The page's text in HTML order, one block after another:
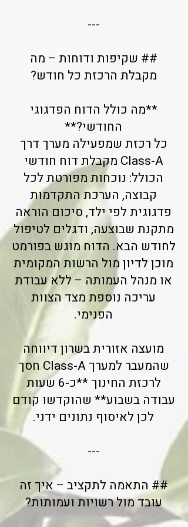
---
## שקיפות ודוחות – מה
מקבלת הרכזת כל חודש?
**מה כולל הדוח הפדגוגי
החודשי?**
כל רכזת שמפעילה מערך דרך
Class-A מקבלת דוח חודשי
הכולל: נוכחות מפורטת לכל
קבוצה, הערכת התקדמות
פדגוגית לפי ילד, סיכום הוראה
מתקנת שבוצעה, ודגלים לטיפול
לחודש הבא. הדוח מוגש בפורמט
מוכן לדיון מול הרשות המקומית
או מנהל העמותה – ללא עבודת
עריכה נוספת מצד הצוות
הפנימי.
מועצה אזורית בשרון דיווחה
שהמעבר למערך Class-A חסך
לרכזת החינוך **כ-6 שעות
עבודה בשבוע** שהוקדשו קודם
לכן לאיסוף נתונים ידני.
---
## התאמה לתקציב – איך זה
עובד מול רשויות ועמותות?